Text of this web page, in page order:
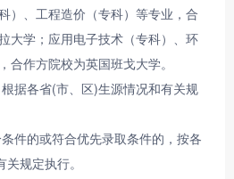
）、工程造价（专科）等专业，合
大学；应用电子技术（专科）、环
合作方院校为英国班戈大学。
据各省(市、区)生源情况和有关规
件的或符合优先录取条件的，按各
规定执行。